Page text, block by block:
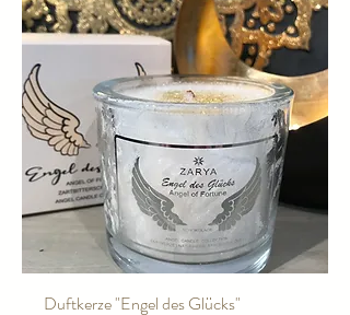
Duftkerze "Engel des Glücks"